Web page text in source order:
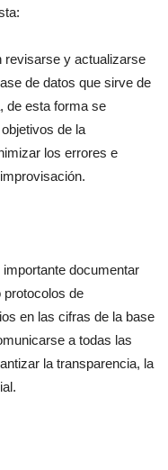
revisarse y actualizarse
de datos que sirve de
de esta forma se
de la
los errores e
documentar
protocolos de
en las cifras de la base
a todas las
la transparencia, la